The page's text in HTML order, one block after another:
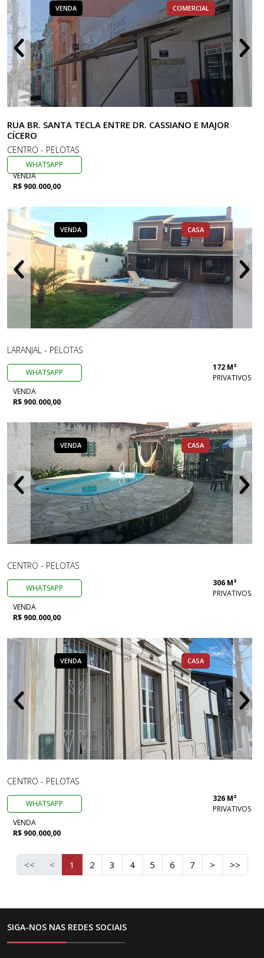
VENDA COMERCIAL
RUA BR. SANTA TECLA ENTRE DR. CASSIANO E MAJOR
CÍCERO
CENTRO - PELOTAS
WHATSAPP
VENDA
R$ 900.000,00
VENDA CASA
LARANJAL - PELOTAS
WHATSAPP
172 M²
PRIVATIVOS
VENDA
R$ 900.000,00
VENDA CASA
CENTRO - PELOTAS
WHATSAPP
306 M²
PRIVATIVOS
VENDA
R$ 900.000,00
VENDA CASA
CENTRO - PELOTAS
WHATSAPP
326 M²
PRIVATIVOS
VENDA
R$ 900.000,00
<< < 1 2 3 4 5 6 7 > >>
SIGA-NOS NAS REDES SOCIAIS